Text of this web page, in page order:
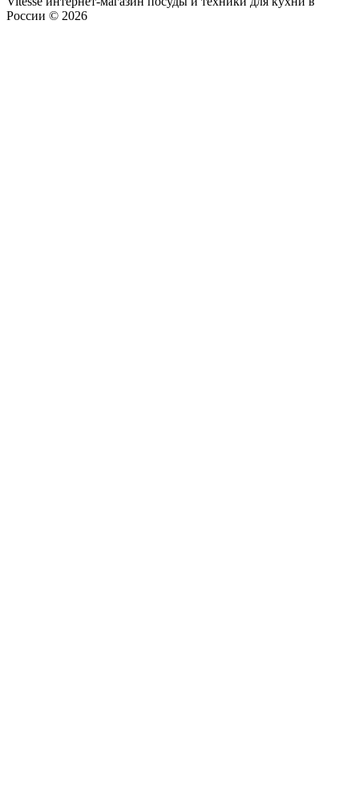
России © 2026